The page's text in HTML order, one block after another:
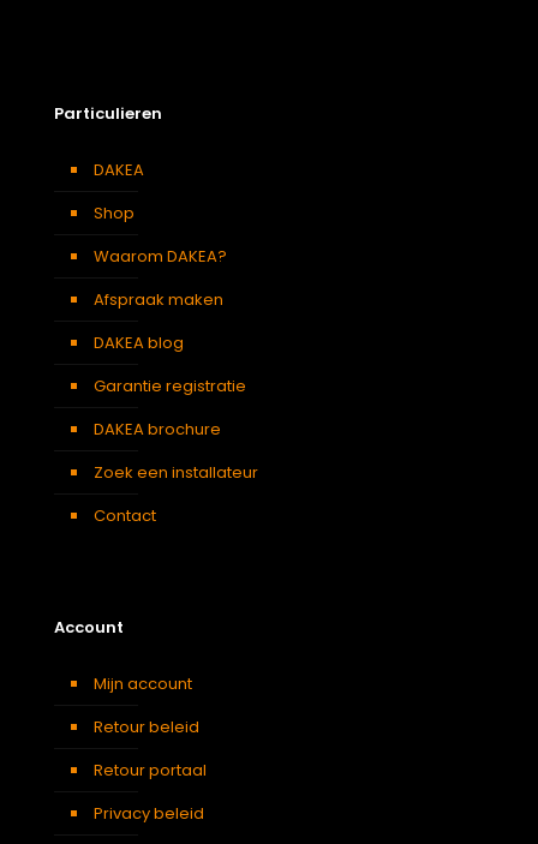
Kleur :
Verduisterend
gordijn
Particulieren
DAKEA
Shop
Waarom DAKEA?
Afspraak maken
DAKEA blog
Garantie registratie
DAKEA brochure
Zoek een installateur
Contact
Account
Mijn account
Retour beleid
Retour portaal
Privacy beleid